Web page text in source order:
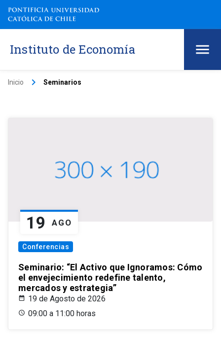
Instituto de Economía
Inicio keyboard_arrow_right Seminarios
19 AGO
Conferencias
Seminario: “El Activo que Ignoramos: Cómo
el envejecimiento redefine talento,
mercados y estrategia”
19 de Agosto de 2026
09:00 a 11:00 horas